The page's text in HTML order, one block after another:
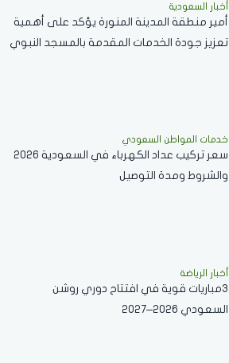
أخبار السعودية
أمير منطقة المدينة المنورة يؤكد على أهمية
تعزيز جودة الخدمات المقدمة بالمسجد النبوي
خدمات المواطن السعودي
سعر تركيب عداد الكهرباء في السعودية 2026
والشروط ومدة التوصيل
أخبار الرياضة
3مباريات قوية في افتتاح دوري روشن
السعودي 2026–2027